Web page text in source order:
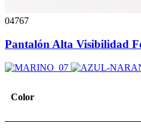
04767
Pantalón Alta Visibilidad
Color